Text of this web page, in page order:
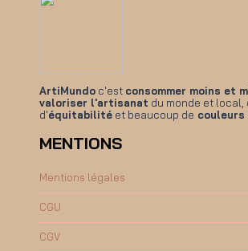
ArtiMundo c'est consommer moins et
valoriser l'artisanat du monde et local,
d'équitabilité et beaucoup de couleurs
MENTIONS
Mentions légales
CGU
CGV